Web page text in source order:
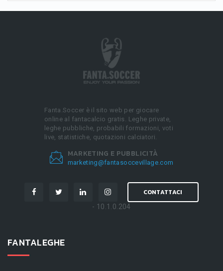
Fanta.Soccer è il sito web per giocare
online al fantacalcio gratis. Leghe private,
leghe pubbliche, probabili formazioni, voti
live, statistiche, quotazioni calciatori.
MARKETING E PUBBLICITÀ
marketing@fantasoccevillage.com
CONTATTACI
- 10.1.0.204
FANTALEGHE